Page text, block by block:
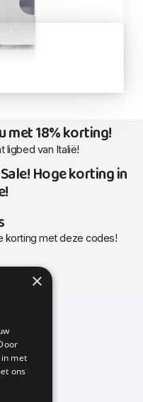
met 18% korting!
ligbed van Italië!
Hoge korting in
korting met deze codes!
collecties
×
met
ons